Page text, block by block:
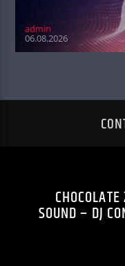
admin
06.08.2026
SOUND – DJ